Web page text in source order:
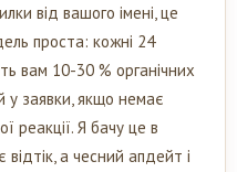
від вашого імені, це
проста: кожні 24
вам 10-30 % органічних
у заявки, якщо немає
реакції. Я бачу це в
а чесний апдейт і